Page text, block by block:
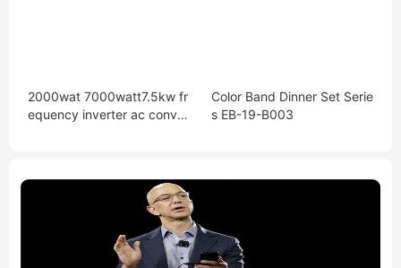
2000wat 7000watt7.5kw fr
equency inverter ac conver
Color Band Dinner Set Serie
s EB-19-B003